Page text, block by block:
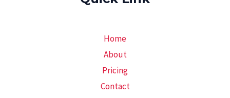
Home
About
Pricing
Contact